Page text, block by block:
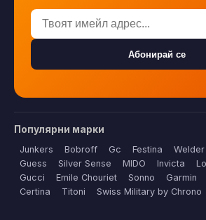
Абонирай се
Популярни марки
Junkers Bobroff Gc Festina Welder
Guess
Silver Sense MIDO Invicta
Gucci
Emile Chouriet Sonno Garmin
Certina
Titoni Swiss Military by Chrono